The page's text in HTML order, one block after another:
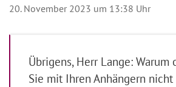
20. November 2023 um 13:38 Uhr
Übrigens, Herr Lange: Warum
Sie mit Ihren Anhängern